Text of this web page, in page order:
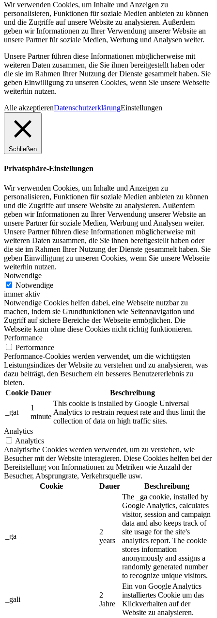
Wir verwenden Cookies, um Inhalte und Anzeigen zu
personalisieren, Funktionen für soziale Medien anbieten zu können
und die Zugriffe auf unsere Website zu analysieren. Außerdem
geben wir Informationen zu Ihrer Verwendung unserer Website an
unsere Partner für soziale Medien, Werbung und Analysen weiter.
Unsere Partner führen diese Informationen möglicherweise mit
weiteren Daten zusammen, die Sie ihnen bereitgestellt haben oder
die sie im Rahmen Ihrer Nutzung der Dienste gesammelt haben. Sie
geben Einwilligung zu unseren Cookies, wenn Sie unsere Webseite
weiterhin nutzen.
Alle akzeptierenDatenschutzerklärungEinstellungen
Schließen
Privatsphäre-Einstellungen
Wir verwenden Cookies, um Inhalte und Anzeigen zu
personalisieren, Funktionen für soziale Medien anbieten zu können
und die Zugriffe auf unsere Website zu analysieren. Außerdem
geben wir Informationen zu Ihrer Verwendung unserer Website an
unsere Partner für soziale Medien, Werbung und Analysen weiter.
Unsere Partner führen diese Informationen möglicherweise mit
weiteren Daten zusammen, die Sie ihnen bereitgestellt haben oder
die sie im Rahmen Ihrer Nutzung der Dienste gesammelt haben. Sie
geben Einwilligung zu unseren Cookies, wenn Sie unsere Webseite
weiterhin nutzen.
Notwendige
Notwendige
immer aktiv
Notwendige Cookies helfen dabei, eine Webseite nutzbar zu
machen, indem sie Grundfunktionen wie Seitennavigation und
Zugriff auf sichere Bereiche der Webseite ermöglichen. Die
Webseite kann ohne diese Cookies nicht richtig funktionieren.
Performance
Performance
Performance-Cookies werden verwendet, um die wichtigsten
Leistungsindizes der Website zu verstehen und zu analysieren, was
dazu beiträgt, den Besuchern ein besseres Benutzererlebnis zu
bieten.
Cookie Dauer Beschreibung
_gat
1
minute
This cookie is installed by Google Universal
Analytics to restrain request rate and thus limit the
collection of data on high traffic sites.
Analytics
Analytics
Analytische Cookies werden verwendet, um zu verstehen, wie
Besucher mit der Website interagieren. Diese Cookies helfen bei der
Bereitstellung von Informationen zu Metriken wie Anzahl der
Besucher, Absprungrate, Verkehrsquelle usw.
Cookie
Dauer Beschreibung
_ga
2
years
The _ga cookie, installed by
Google Analytics, calculates
visitor, session and campaign
data and also keeps track of
site usage for the site's
analytics report. The cookie
stores information
anonymously and assigns a
randomly generated number
to recognize unique visitors.
_gali
2
Jahre
Ein von Google Analytics
installiertes Cookie um das
Klickverhalten auf der
Website zu analysieren.